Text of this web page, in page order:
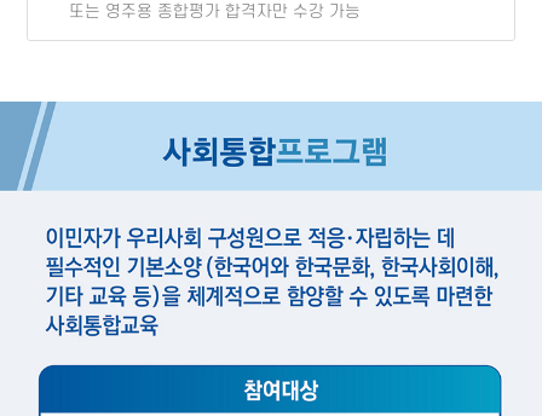
또는 영주용 종합평가 합격자만 수강 가능